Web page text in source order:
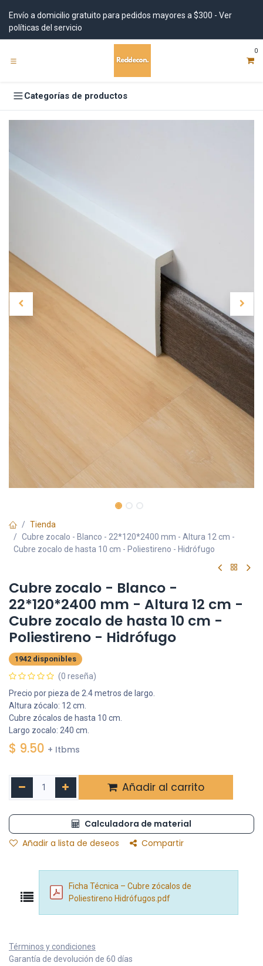
Envío a domicilio gratuito para pedidos mayores a $300 - Ver
políticas del servicio
0
Categorías de productos
Tienda
Cubre zocalo - Blanco - 22*120*2400 mm - Altura 12 cm -
Cubre zocalo de hasta 10 cm - Poliestireno - Hidrófugo
Cubre zocalo - Blanco -
22*120*2400 mm - Altura 12 cm -
Cubre zocalo de hasta 10 cm -
Poliestireno - Hidrófugo
1942 disponibles
(0 reseña)
Precio por pieza de 2.4 metros de largo.
Altura zócalo: 12 cm.
Cubre zócalos de hasta 10 cm.
Largo zocalo: 240 cm.
$ 9.50 + Itbms
Añadir al carrito
Calculadora de material
Añadir a lista de deseos
Compartir
Ficha Técnica – Cubre zócalos de
Poliestireno Hidrófugos.pdf
Términos y condiciones
Garantía de devolución de 60 días